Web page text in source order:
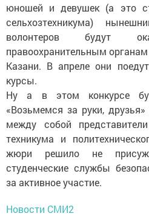
юношей и девушек (а это
сельхозтехникума)
волонтеров будут
правоохранительным
Казани. В апреле они
курсы.
Ну а в этом конкурсе
«Возьмемся за руки,
между собой представители
техникума и
жюри решило не
студенческие службы
за активное участие.
Новости СМИ2